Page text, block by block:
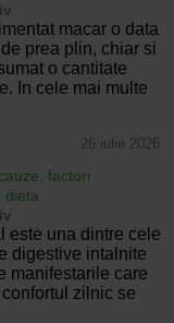
macar o data
prea plin, chiar si
o cantitate
In cele mai multe
26 iulie 2026
factori
dieta
este una dintre cele
digestive intalnite
manifestarile care
zilnic se